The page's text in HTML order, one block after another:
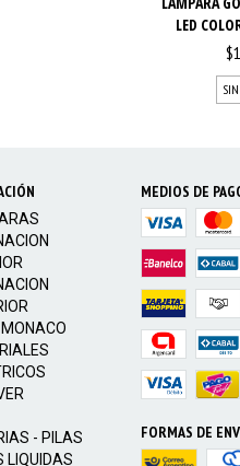
LED
- PILAS
LIQUIDAS
MEDIOS DE
FORMAS DE